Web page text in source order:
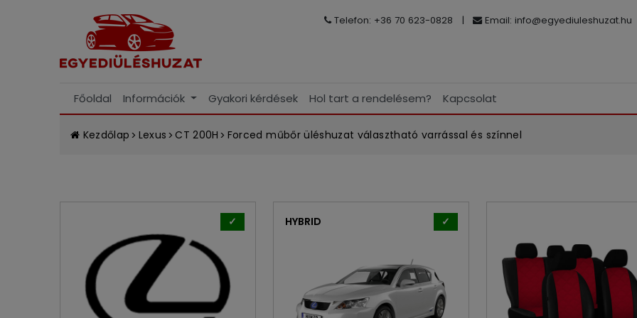
Telefon: +36 70 623-0828 | Email: info@egyediuleshuzat.hu
Főoldal Információk Gyakori kérdések Hol tart a rendelésem? Kapcsolat
Kezdőlap Lexus CT 200H Forced műbőr üléshuzat választható varrással és színnel
✓ ✓
HYBRID